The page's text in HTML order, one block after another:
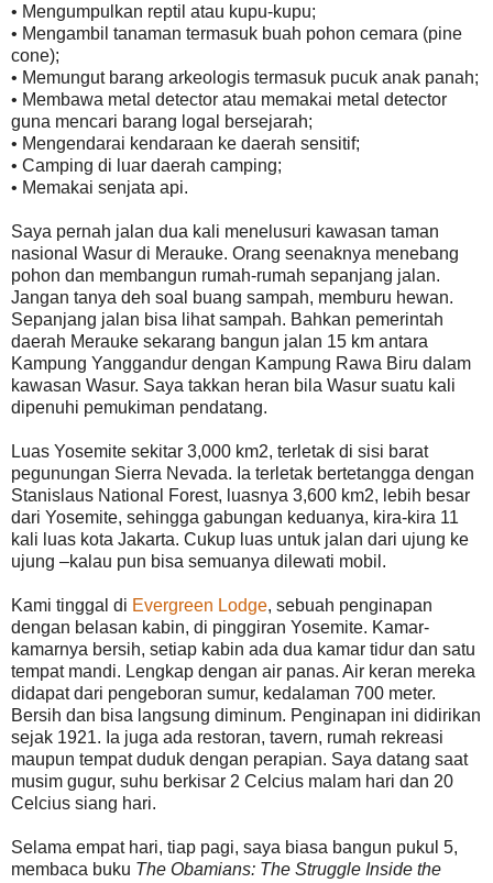
• Mengumpulkan reptil atau kupu-kupu;
• Mengambil tanaman termasuk buah pohon cemara (pine
cone);
• Memungut barang arkeologis termasuk pucuk anak panah;
• Membawa metal detector atau memakai metal detector
guna mencari barang logal bersejarah;
• Mengendarai kendaraan ke daerah sensitif;
• Camping di luar daerah camping;
• Memakai senjata api.
Saya pernah jalan dua kali menelusuri kawasan taman
nasional Wasur di Merauke. Orang seenaknya menebang
pohon dan membangun rumah-rumah sepanjang jalan.
Jangan tanya deh soal buang sampah, memburu hewan.
Sepanjang jalan bisa lihat sampah. Bahkan pemerintah
daerah Merauke sekarang bangun jalan 15 km antara
Kampung Yanggandur dengan Kampung Rawa Biru dalam
kawasan Wasur. Saya takkan heran bila Wasur suatu kali
dipenuhi pemukiman pendatang.
Luas Yosemite sekitar 3,000 km2, terletak di sisi barat
pegunungan Sierra Nevada. Ia terletak bertetangga dengan
Stanislaus National Forest, luasnya 3,600 km2, lebih besar
dari Yosemite, sehingga gabungan keduanya, kira-kira 11
kali luas kota Jakarta. Cukup luas untuk jalan dari ujung ke
ujung –kalau pun bisa semuanya dilewati mobil.
Kami tinggal di Evergreen Lodge, sebuah penginapan
dengan belasan kabin, di pinggiran Yosemite. Kamar-
kamarnya bersih, setiap kabin ada dua kamar tidur dan satu
tempat mandi. Lengkap dengan air panas. Air keran mereka
didapat dari pengeboran sumur, kedalaman 700 meter.
Bersih dan bisa langsung diminum. Penginapan ini didirikan
sejak 1921. Ia juga ada restoran, tavern, rumah rekreasi
maupun tempat duduk dengan perapian. Saya datang saat
musim gugur, suhu berkisar 2 Celcius malam hari dan 20
Celcius siang hari.
Selama empat hari, tiap pagi, saya biasa bangun pukul 5,
membaca buku The Obamians: The Struggle Inside the